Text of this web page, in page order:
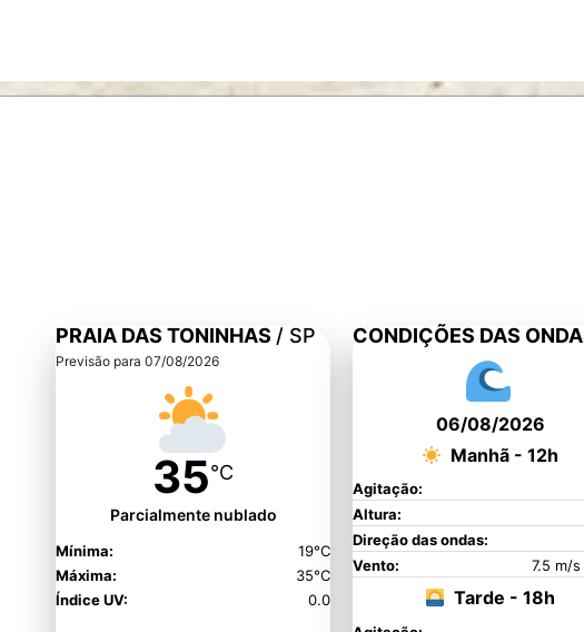
PRAIA DAS TONINHAS / SP
Previsão para 07/08/2026
35°C
Parcialmente nublado
Mínima:
19°C
Máxima:
35°C
Índice UV:
0.0
CONDIÇÕES DAS
06/08/2026
Manhã - 12h
Agitação:
Altura:
Direção das ondas:
Vento:
7.5 m/
Tarde - 18h